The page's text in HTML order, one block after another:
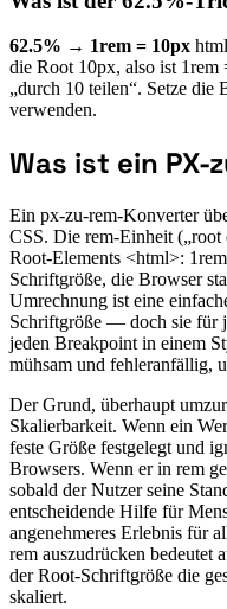
62.5% → 1rem = 10px
die Root 10px, also ist
„durch 10 teilen“. Setze die
verwenden.
Was ist ein PX-
Ein px-zu-rem-Konverter
CSS. Die rem-Einheit
Root-Elements <html>:
Schriftgröße, die Browser
Umrechnung ist eine
Schriftgröße — doch sie für
jeden Breakpoint in einem
mühsam und fehleranfällig,
Der Grund, überhaupt
Skalierbarkeit. Wenn ein
feste Größe festgelegt und
Browsers. Wenn er in rem
sobald der Nutzer seine
entscheidende Hilfe für
angenehmeres Erlebnis für
rem auszudrücken bedeutet
der Root-Schriftgröße die
skaliert.